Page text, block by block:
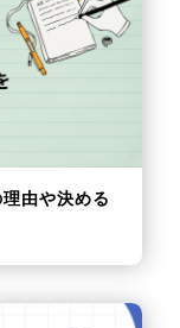
由や決める